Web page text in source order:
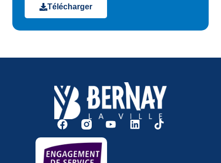
Télécharger